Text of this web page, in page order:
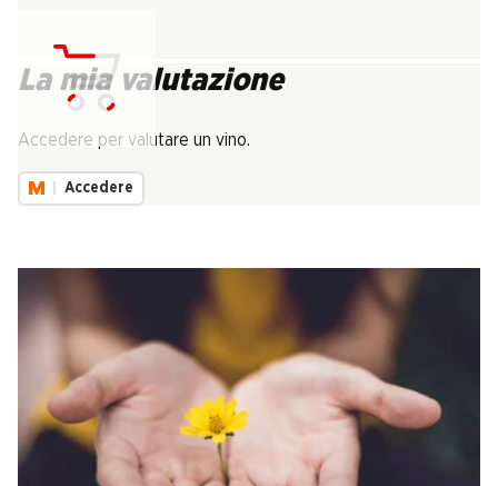
La mia valutazione
Accedere per valutare un vino.
Accedere